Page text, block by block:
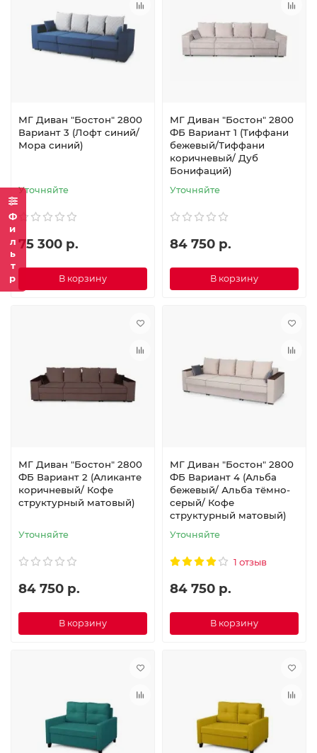
Фильтр
МГ Диван "Бостон" 2800
Вариант 3 (Лофт синий/
Мора синий)
Уточняйте
75 300 р.
В корзину
МГ Диван "Бостон" 2800
ФБ Вариант 1 (Тиффани
бежевый/Тиффани
коричневый/ Дуб
Бонифаций)
Уточняйте
84 750 р.
В корзину
МГ Диван "Бостон" 2800
ФБ Вариант 2 (Аликанте
коричневый/ Кофе
структурный матовый)
Уточняйте
84 750 р.
В корзину
МГ Диван "Бостон" 2800
ФБ Вариант 4 (Альба
бежевый/ Альба тёмно-
серый/ Кофе
структурный матовый)
Уточняйте
1 отзыв
84 750 р.
В корзину